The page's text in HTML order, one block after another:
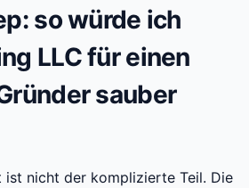
so würde ich
LLC für einen
sauber
ist nicht der komplizierte Teil. Die